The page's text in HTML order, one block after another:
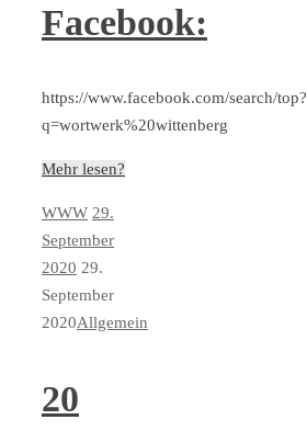
Facebook:
https://www.facebook.com/search/top?
q=wortwerk%20wittenberg
Mehr lesen?
WWW 29.
September
2020 29.
September
2020Allgemein
20